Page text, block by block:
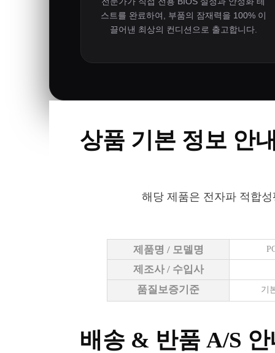
스트를 완료하여, 부품의 잠재력을 100% 이
끌어낸 최상의 컨디션으로 출고합니다.
배송 & 반품 A/S
상품 기본 정보 안
해당 제품은 전자파 적합
제품명 / 모델명
제조사 / 수입사
품질보증기준
기